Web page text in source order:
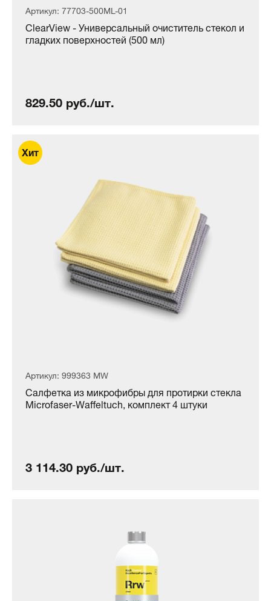
Артикул: 77703-500ML-01
ClearView - Универсальный очиститель стекол и
гладких поверхностей (500 мл)
829.50 руб./шт.
Артикул: 999363 MW
Салфетка из микрофибры для протирки стекла
Microfaser-Waffeltuch, комплект 4 штуки
3 114.30 руб./шт.